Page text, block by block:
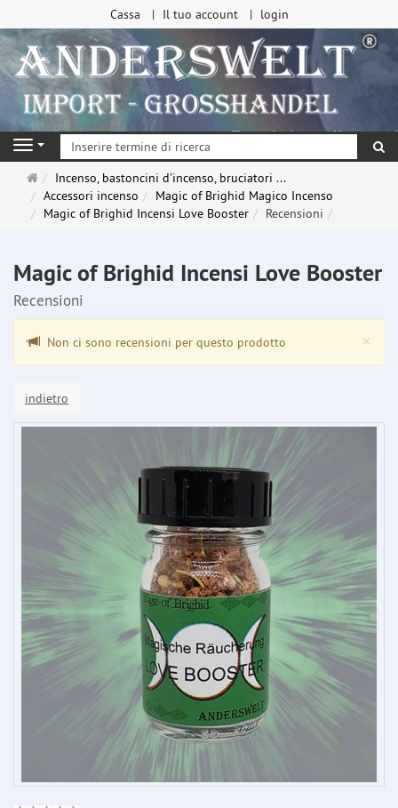
Cassa Il tuo account login
Navigation
Pagina
principale
Incenso, bastoncini d'incenso, bruciatori ...
Accessori incenso
Magic of Brighid Magico Incenso
Magic of Brighid Incensi Love Booster
Recensioni
Magic of Brighid Incensi Love Booster
Recensioni
×
Non ci sono recensioni per questo prodotto
indietro